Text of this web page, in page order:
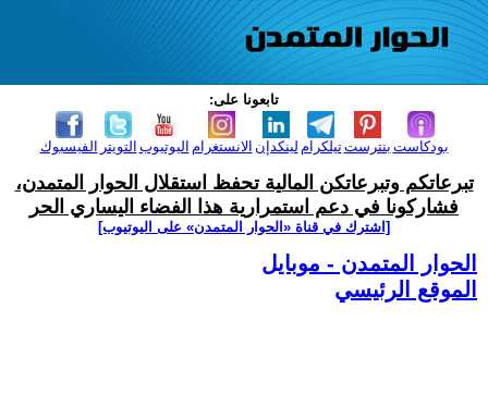
تابعونا على:
الفيسبوك التويتر اليوتيوب الانستغرام لينكدإن تيلكرامبنترست بودكاست
تبرعاتكم وتبرعاتكن المالية تحفظ استقلال الحوار المتمدن،
فشاركونا في دعم استمرارية هذا الفضاء اليساري الحر
[اشترك في قناة ‫«الحوار المتمدن» على اليوتيوب]
الحوار المتمدن - موبايل
الموقع الرئيسي